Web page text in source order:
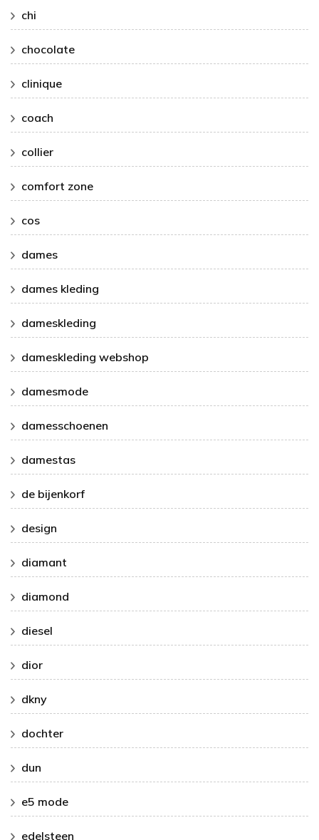
chi
chocolate
clinique
coach
collier
comfort zone
cos
dames
dames kleding
dameskleding
dameskleding webshop
damesmode
damesschoenen
damestas
de bijenkorf
design
diamant
diamond
diesel
dior
dkny
dochter
dun
e5 mode
edelsteen